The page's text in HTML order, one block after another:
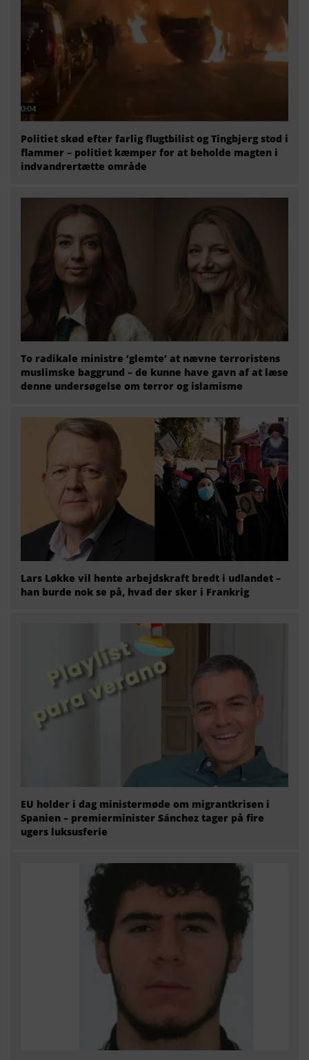
Politiet skød efter farlig flugtbilist og Tingbjerg stod i
flammer – politiet kæmper for at beholde magten i
indvandrertætte område
To radikale ministre ‘glemte’ at nævne terroristens
muslimske baggrund – de kunne have gavn af at læse
denne undersøgelse om terror og islamisme
Lars Løkke vil hente arbejdskraft bredt i udlandet –
han burde nok se på, hvad der sker i Frankrig
EU holder i dag ministermøde om migrantkrisen i
Spanien – premierminister Sánchez tager på fire
ugers luksusferie